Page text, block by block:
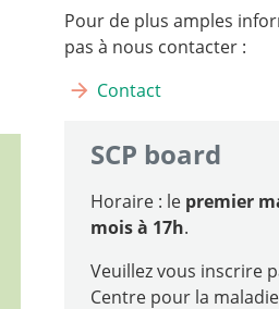
Pour de plus amples
pas à nous contacter :
Contact
SCP board
Horaire : le premier
mois à 17h.
Veuillez vous inscrire
Centre pour la